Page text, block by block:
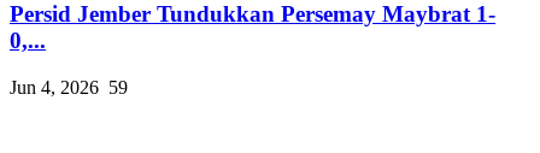
Persid Jember Tundukkan Persemay Maybrat 1-
0,...
Jun 4, 2026 59